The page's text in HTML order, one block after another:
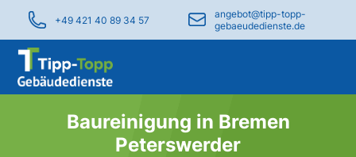
+49 421 40 89 34 57
angebot@tipp-topp-
gebaeudedienste.de
Baureinigung in Bremen
Peterswerder